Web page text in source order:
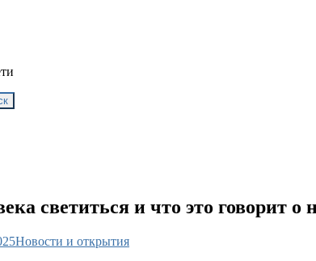
светиться и что это говорит о
Может
Новости и открытия